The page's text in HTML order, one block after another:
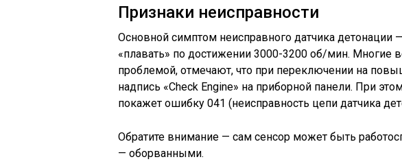
Признаки неисправности
Основной симптом неисправного датчика детонации
«плавать» по достижении 3000-3200 об/мин. Многие
проблемой, отмечают, что при переключении на
надпись «Check Engine» на приборной панели. При
покажет ошибку 041 (неисправность цепи датчика
Обратите внимание — сам сенсор может быть
— оборванными.